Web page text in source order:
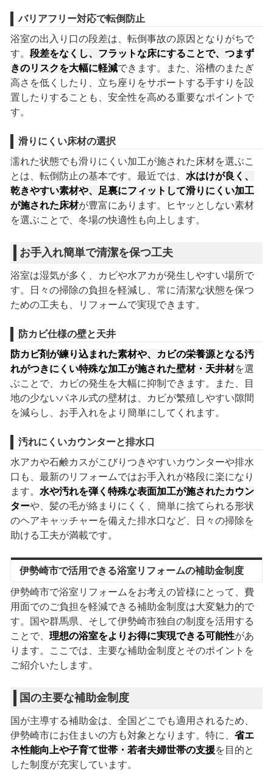
バリアフリー対応で転倒防止
浴室の出入り口の段差は、転倒事故の原因となりがちで
す。 段差をなくし、フラットな床にすることで、つまず
きのリスクを大幅に軽減できます。また、浴槽のまたぎ
高さを低くしたり、立ち座りをサポートする手すりを設
置したりすることも、安全性を高める重要なポイントで
す。
滑りにくい床材の選択
濡れた状態でも滑りにくい加工が施された床材を選ぶこ
とは、転倒防止の基本です。最近では、 水はけが良く、
乾きやすい素材や、足裏にフィットして滑りにくい加工
が施された床材が豊富にあります。ヒヤッとしない素材
を選ぶことで、冬場の快適性も向上します。
お手入れ簡単で清潔を保つ工夫
浴室は湿気が多く、カビや水アカが発生しやすい場所で
す。日々の掃除の負担を軽減し、常に清潔な状態を保つ
ための工夫も、リフォームで実現できます。
防カビ仕様の壁と天井
防カビ剤が練り込まれた素材や、カビの栄養源となる汚
れがつきにくい特殊な加工が施された壁材・天井材を選
ぶことで、カビの発生を大幅に抑制できます。また、目
地の少ないパネル式の壁材は、カビが繁殖しやすい隙間
を減らし、お手入れをより簡単にしてくれます。
汚れにくいカウンターと排水口
水アカや石鹸カスがこびりつきやすいカウンターや排水
口も、最新のリフォームではお手入れが格段に楽になり
ます。 水や汚れを弾く特殊な表面加工が施されたカウン
ターや、髪の毛が絡まりにくく、簡単に捨てられる形状
のヘアキャッチャーを備えた排水口など、日々の掃除を
助ける工夫が満載です。
伊勢崎市で活用できる浴室リフォームの補助金制度
伊勢崎市で浴室リフォームをお考えの皆様にとって、費
用面でのご負担を軽減できる補助金制度は大変魅力的で
す。国や群馬県、そして伊勢崎市独自の制度を活用する
ことで、 理想の浴室をよりお得に実現できる可能性があ
ります。ここでは、主要な補助金制度とそのポイントを
ご紹介いたします。
国の主要な補助金制度
国が主導する補助金は、全国どこでも適用されるため、
伊勢崎市にお住まいの方も対象となります。特に、 省エ
ネ性能向上や子育て世帯・若者夫婦世帯の支援を目的と
した制度が充実しています。